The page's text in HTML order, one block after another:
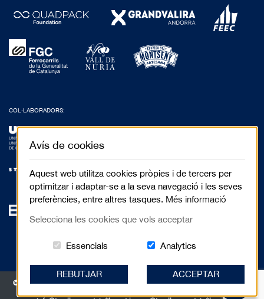
COL·LABORADORS:
© 2017 Festival de Cinema de Muntanya de Torelló - Anselm Clavé, 5 3r 2a |
Avís de cookies
Aquest web utilitza cookies pròpies i de tercers per
optimitzar i adaptar-se a la seva navegació i les seves
preferències, entre altres tasques. Més informació
Selecciona les cookies que vols acceptar
Essencials Aquestes cookies són essencials per
AnalyticsCookies related
REBUTJAR ACCEPTAR